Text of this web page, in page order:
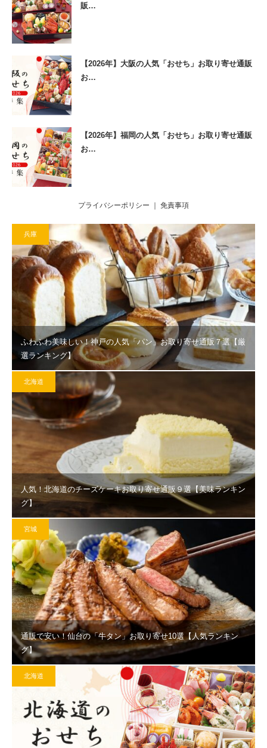
販…
【2026年】大阪の人気「おせち」お取り寄せ通販
お…
【2026年】福岡の人気「おせち」お取り寄せ通販
お…
プライバシーポリシー 免責事項
兵庫
ふわふわ美味しい！神戸の人気「パン」お取り寄せ通販７選【厳
選ランキング】
北海道
人気！北海道のチーズケーキお取り寄せ通販９選【美味ランキン
グ】
宮城
通販で安い！仙台の「牛タン」お取り寄せ10選【人気ランキン
グ】
北海道